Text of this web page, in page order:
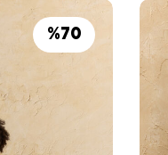
%70